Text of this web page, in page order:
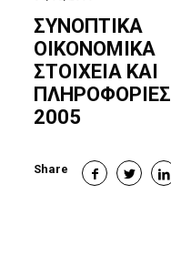
ΣΥΝΟΠΤΙΚΑ
ΟΙΚΟΝΟΜΙΚΑ
ΣΤΟΙΧΕΙΑ ΚΑΙ
ΠΛΗΡΟΦΟΡΙΕΣ
2005
Share